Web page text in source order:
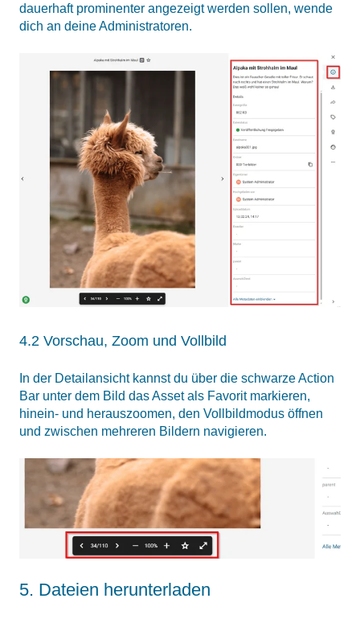
dauerhaft prominenter angezeigt werden sollen, wende
dich an deine Administratoren.
4.2 Vorschau, Zoom und Vollbild
In der Detailansicht kannst du über die schwarze Action
Bar unter dem Bild das Asset als Favorit markieren,
hinein- und herauszoomen, den Vollbildmodus öffnen
und zwischen mehreren Bildern navigieren.
5. Dateien herunterladen